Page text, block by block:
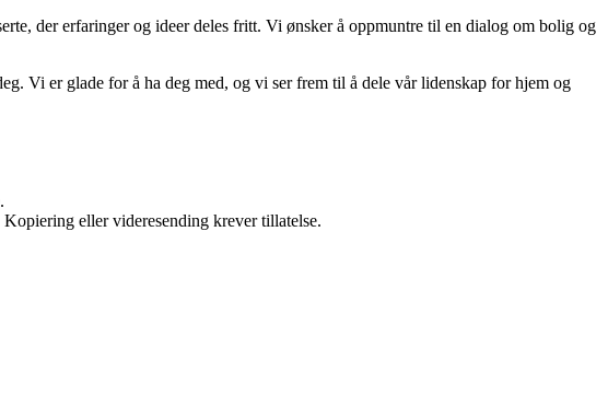
der erfaringer og ideer deles fritt. Vi ønsker å oppmuntre til en dialog om bolig og
Vi er glade for å ha deg med, og vi ser frem til å dele vår lidenskap for hjem og
eller videresending krever tillatelse.